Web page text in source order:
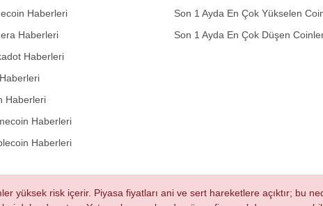
Haberleri
Haberleri
Haberleri
Haberleri
Haberleri
Haberleri
Son 1 Ayda En Çok Yükselen
Son 1 Ayda En Çok Düşen
yüksek risk içerir. Piyasa fiyatları ani ve sert hareketlere açıktır; bu